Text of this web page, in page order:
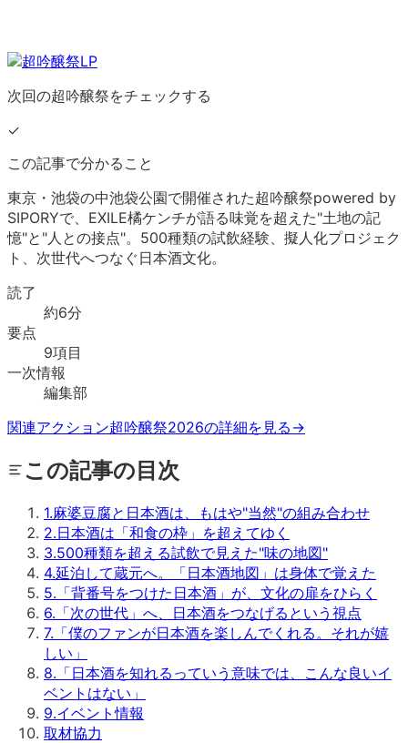
次回の超吟醸祭をチェックする
✓
この記事で分かること
東京・池袋の中池袋公園で開催された超吟醸祭powered by
SIPORYで、EXILE橘ケンチが語る味覚を超えた"土地の記
憶"と"人との接点"。500種類の試飲経験、擬人化プロジェク
ト、次世代へつなぐ日本酒文化。
読了
約6分
要点
9項目
一次情報
編集部
関連アクション超吟醸祭2026の詳細を見る →
この記事の目次
1.麻婆豆腐と日本酒は、もはや"当然"の組み合わせ
2.日本酒は「和食の枠」を超えてゆく
3.500種類を超える試飲で見えた"味の地図"
4.延泊して蔵元へ。「日本酒地図」は身体で覚えた
5. 「背番号をつけた日本酒」が、文化の扉をひらく
6. 「次の世代」へ、日本酒をつなげるという視点
7. 「僕のファンが日本酒を楽しんでくれる。それが嬉
しい」
8. 「日本酒を知れるっていう意味では、こんな良いイ
ベントはない」
9.イベント情報
取材協力